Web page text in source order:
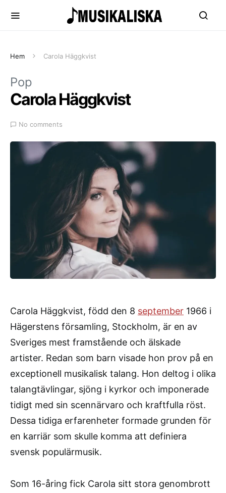
Hem Carola Häggkvist
Pop
Carola Häggkvist
No comments
Carola Häggkvist, född den 8 september 1966 i
Hägerstens församling, Stockholm, är en av
Sveriges mest framstående och älskade
artister. Redan som barn visade hon prov på en
exceptionell musikalisk talang. Hon deltog i olika
talangtävlingar, sjöng i kyrkor och imponerade
tidigt med sin scennärvaro och kraftfulla röst.
Dessa tidiga erfarenheter formade grunden för
en karriär som skulle komma att definiera
svensk populärmusik.
Som 16-åring fick Carola sitt stora genombrott